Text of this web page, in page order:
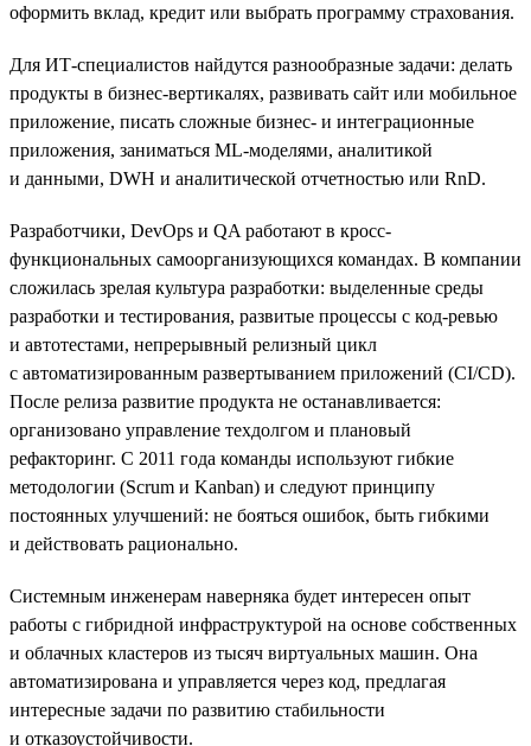
оформить вклад, кредит или выбрать программу страхования.
Для ИТ-специалистов найдутся разнообразные задачи: делать
продукты в бизнес-вертикалях, развивать сайт или мобильное
приложение, писать сложные бизнес- и интеграционные
приложения, заниматься ML-моделями, аналитикой
и данными, DWH и аналитической отчетностью или RnD.
Разработчики, DevOps и QA работают в кросс-
функциональных самоорганизующихся командах. В компании
сложилась зрелая культура разработки: выделенные среды
разработки и тестирования, развитые процессы с код-ревью
и автотестами, непрерывный релизный цикл
с автоматизированным развертыванием приложений (CI/CD).
После релиза развитие продукта не останавливается:
организовано управление техдолгом и плановый
рефакторинг. С 2011 года команды используют гибкие
методологии (Scrum и Kanban) и следуют принципу
постоянных улучшений: не бояться ошибок, быть гибкими
и действовать рационально.
Системным инженерам наверняка будет интересен опыт
работы с гибридной инфраструктурой на основе собственных
и облачных кластеров из тысяч виртуальных машин. Она
автоматизирована и управляется через код, предлагая
интересные задачи по развитию стабильности
и отказоустойчивости.